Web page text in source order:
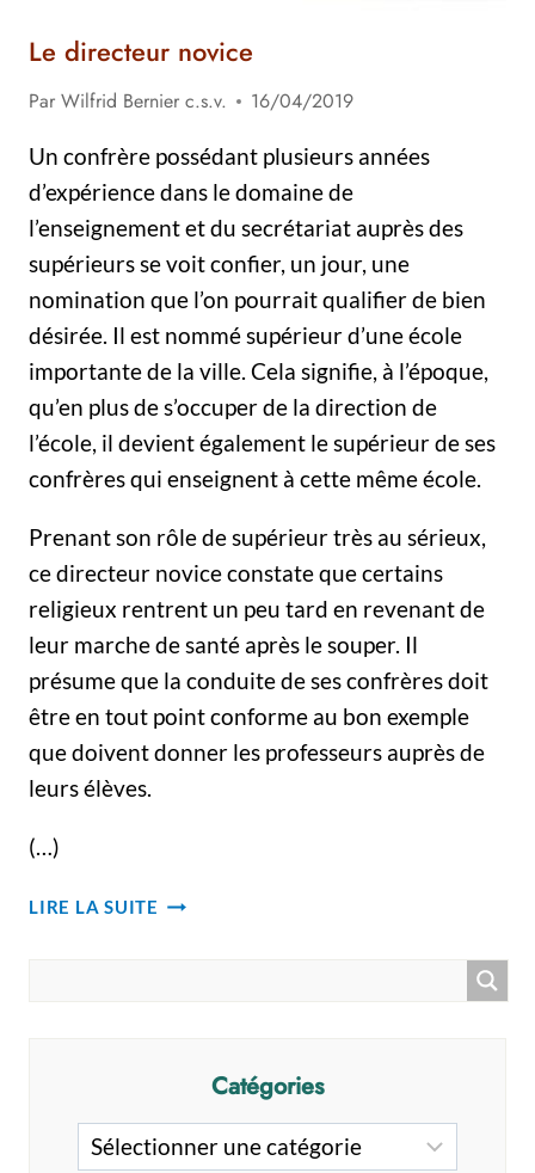
Le directeur novice
Par Wilfrid Bernier c.s.v.
16/04/2019
Un confrère possédant plusieurs années
d’expérience dans le domaine de
l’enseignement et du secrétariat auprès des
supérieurs se voit confier, un jour, une
nomination que l’on pourrait qualifier de bien
désirée. Il est nommé supérieur d’une école
importante de la ville. Cela signifie, à l’époque,
qu’en plus de s’occuper de la direction de
l’école, il devient également le supérieur de ses
confrères qui enseignent à cette même école.
Prenant son rôle de supérieur très au sérieux,
ce directeur novice constate que certains
religieux rentrent un peu tard en revenant de
leur marche de santé après le souper. Il
présume que la conduite de ses confrères doit
être en tout point conforme au bon exemple
que doivent donner les professeurs auprès de
leurs élèves.
(…)
LIRE LA SUITE LE
Catégories
Catégories